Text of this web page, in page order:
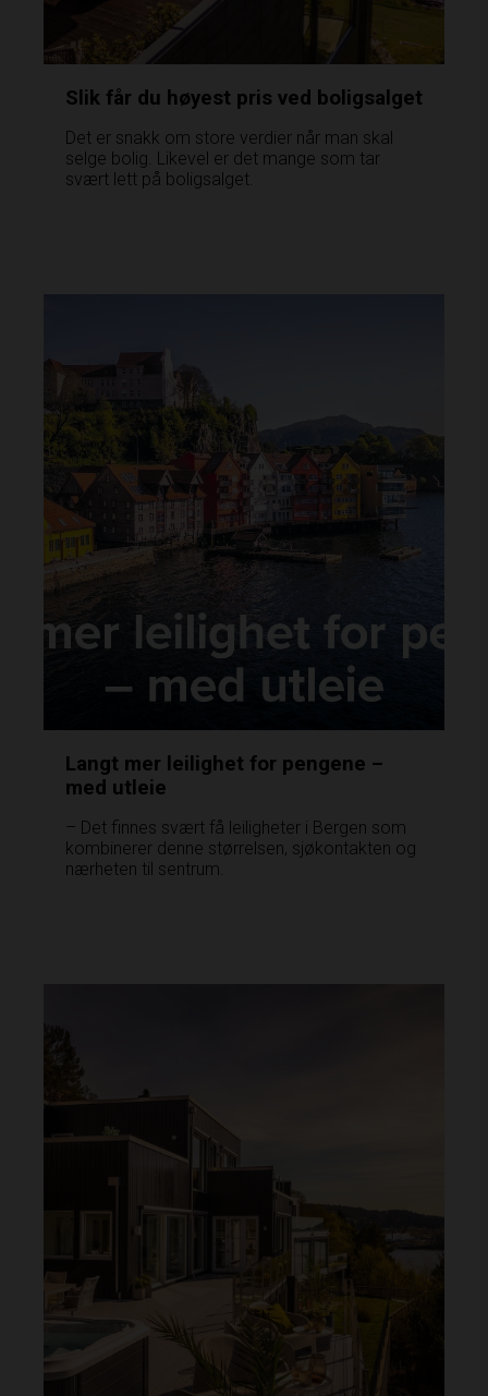
Slik får du høyest pris ved boligsalget
Det er snakk om store verdier når man skal
selge bolig. Likevel er det mange som tar
svært lett på boligsalget.
Langt mer leilighet for pengene –
med utleie
– Det finnes svært få leiligheter i Bergen som
kombinerer denne størrelsen, sjøkontakten og
nærheten til sentrum.